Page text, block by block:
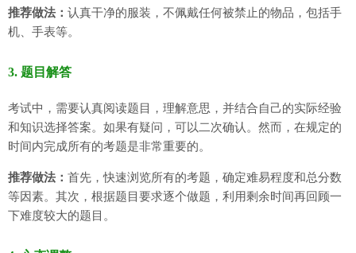
推荐做法： 认真干净的服装，不佩戴任何被禁止的物品，包括手
机、手表等。
3. 题目解答
考试中，需要认真阅读题目，理解意思，并结合自己的实际经验
和知识选择答案。如果有疑问，可以二次确认。然而，在规定的
时间内完成所有的考题是非常重要的。
推荐做法： 首先，快速浏览所有的考题，确定难易程度和总分数
等因素。其次，根据题目要求逐个做题，利用剩余时间再回顾一
下难度较大的题目。